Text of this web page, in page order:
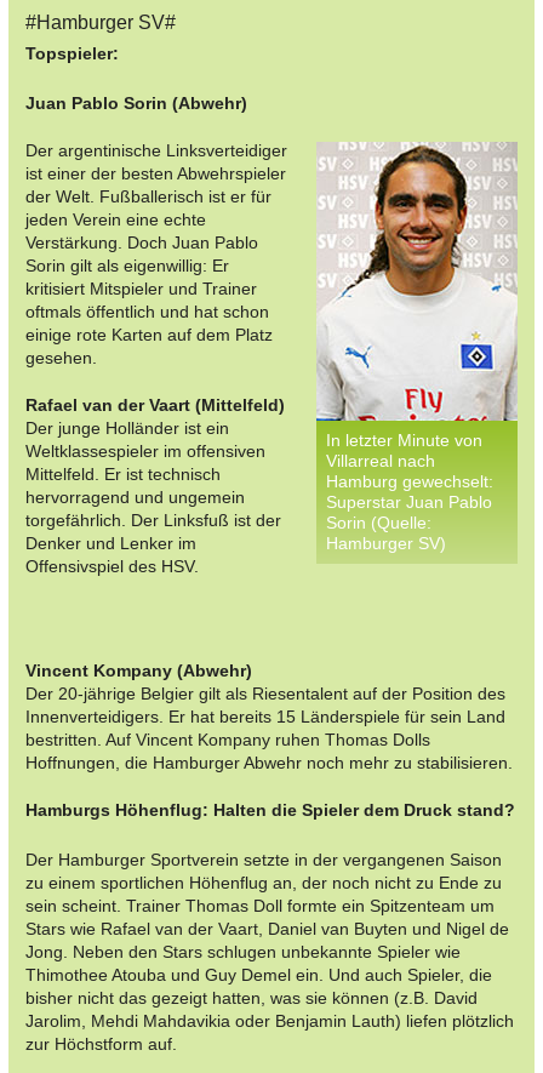
#Hamburger SV#
Topspieler:
Juan Pablo Sorin (Abwehr)
In letzter Minute von
Villarreal nach
Hamburg gewechselt:
Superstar Juan Pablo
Sorin (Quelle:
Hamburger SV)
Der argentinische Linksverteidiger
ist einer der besten Abwehrspieler
der Welt. Fußballerisch ist er für
jeden Verein eine echte
Verstärkung. Doch Juan Pablo
Sorin gilt als eigenwillig: Er
kritisiert Mitspieler und Trainer
oftmals öffentlich und hat schon
einige rote Karten auf dem Platz
gesehen.
Rafael van der Vaart (Mittelfeld)
Der junge Holländer ist ein
Weltklassespieler im offensiven
Mittelfeld. Er ist technisch
hervorragend und ungemein
torgefährlich. Der Linksfuß ist der
Denker und Lenker im
Offensivspiel des HSV.
Vincent Kompany (Abwehr)
Der 20-jährige Belgier gilt als Riesentalent auf der Position des
Innenverteidigers. Er hat bereits 15 Länderspiele für sein Land
bestritten. Auf Vincent Kompany ruhen Thomas Dolls
Hoffnungen, die Hamburger Abwehr noch mehr zu stabilisieren.
Hamburgs Höhenflug: Halten die Spieler dem Druck stand?
Der Hamburger Sportverein setzte in der vergangenen Saison
zu einem sportlichen Höhenflug an, der noch nicht zu Ende zu
sein scheint. Trainer Thomas Doll formte ein Spitzenteam um
Stars wie Rafael van der Vaart, Daniel van Buyten und Nigel de
Jong. Neben den Stars schlugen unbekannte Spieler wie
Thimothee Atouba und Guy Demel ein. Und auch Spieler, die
bisher nicht das gezeigt hatten, was sie können (z.B. David
Jarolim, Mehdi Mahdavikia oder Benjamin Lauth) liefen plötzlich
zur Höchstform auf.